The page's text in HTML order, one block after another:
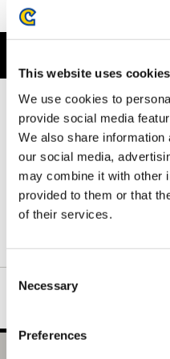
This website uses cookies
We use cookies to
provide social media
We also share
our social media,
may combine it with other
provided to them or that
of their services.
Consent
Selection
Necessary
Preferences
フロントには、キャンプでく
ほほえましいワンシーンをデ
狩りの合間の穏やかな時間を
が魅力です。
ハンターとオトモアイルーの
取ったような、モンスターハ
一枚です。
ネックリブは丈夫で形の良い